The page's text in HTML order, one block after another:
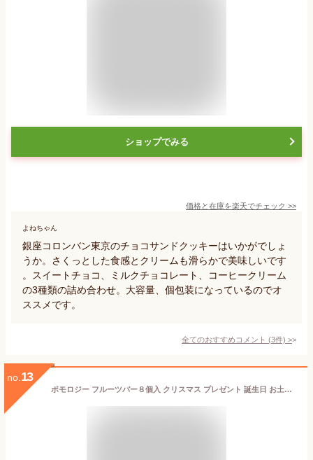
ショップでみる
価格と在庫を楽天でチェック >>
よねちゃん
銀座コロンバン東京のチョコサンドクッキーはいかがでしょ
うか。さくっとした食感とクリームも滑らかで美味しいです
。スイートチョコ、ミルクチョコレート、コーヒークリーム
の3種類の詰め合わせ。大容量、個包装になっているのでオ
ススメです。
全てのおすすめコメント (3件) >
no. 13
ポモロジー フルーツバー８個入 クリスマス プレゼント 誕生日 お土産 お見舞い お祝い 贈答品 ギフト